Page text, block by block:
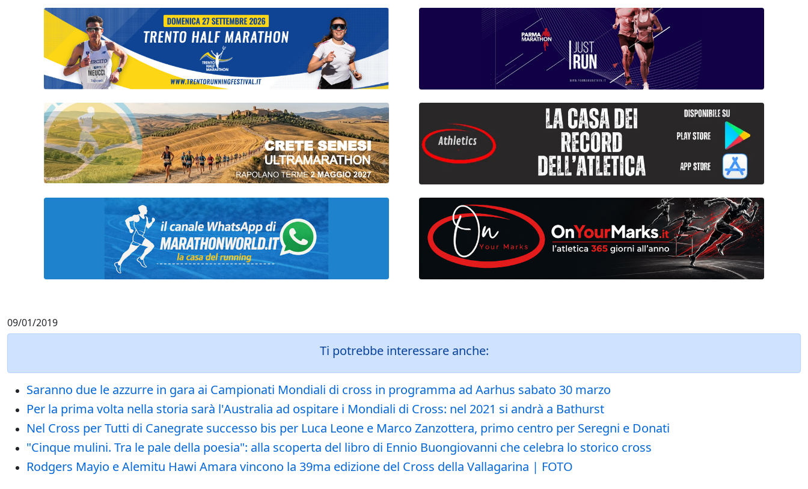
09/01/2019
Ti potrebbe interessare anche:
Saranno due le azzurre in gara ai Campionati Mondiali di cross in programma ad Aarhus sabato 30 marzo
Per la prima volta nella storia sarà l'Australia ad ospitare i Mondiali di Cross: nel 2021 si andrà a Bathurst
Nel Cross per Tutti di Canegrate successo bis per Luca Leone e Marco Zanzottera, primo centro per Seregni e Donati
"Cinque mulini. Tra le pale della poesia": alla scoperta del libro di Ennio Buongiovanni che celebra lo storico cross
Rodgers Mayio e Alemitu Hawi Amara vincono la 39ma edizione del Cross della Vallagarina | FOTO